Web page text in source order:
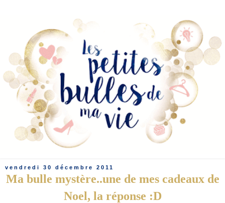
vendredi 30 décembre 2011
Ma bulle mystère..une de mes cadeaux de
Noel, la réponse :D